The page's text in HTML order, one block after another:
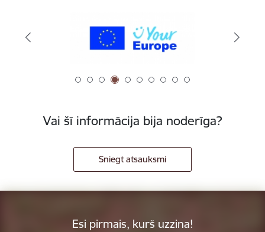
Vai šī informācija bija noderīga?
Sniegt atsauksmi
Esi pirmais, kurš uzzina!